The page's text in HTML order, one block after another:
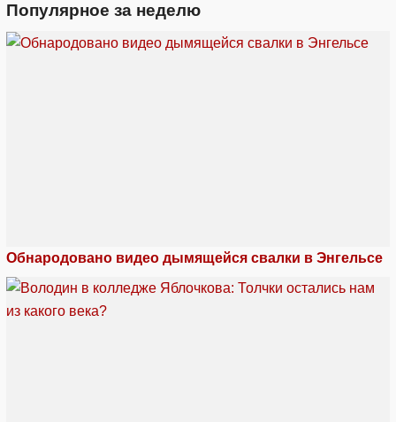
Популярное за неделю
Обнародовано видео дымящейся свалки в Энгельсе